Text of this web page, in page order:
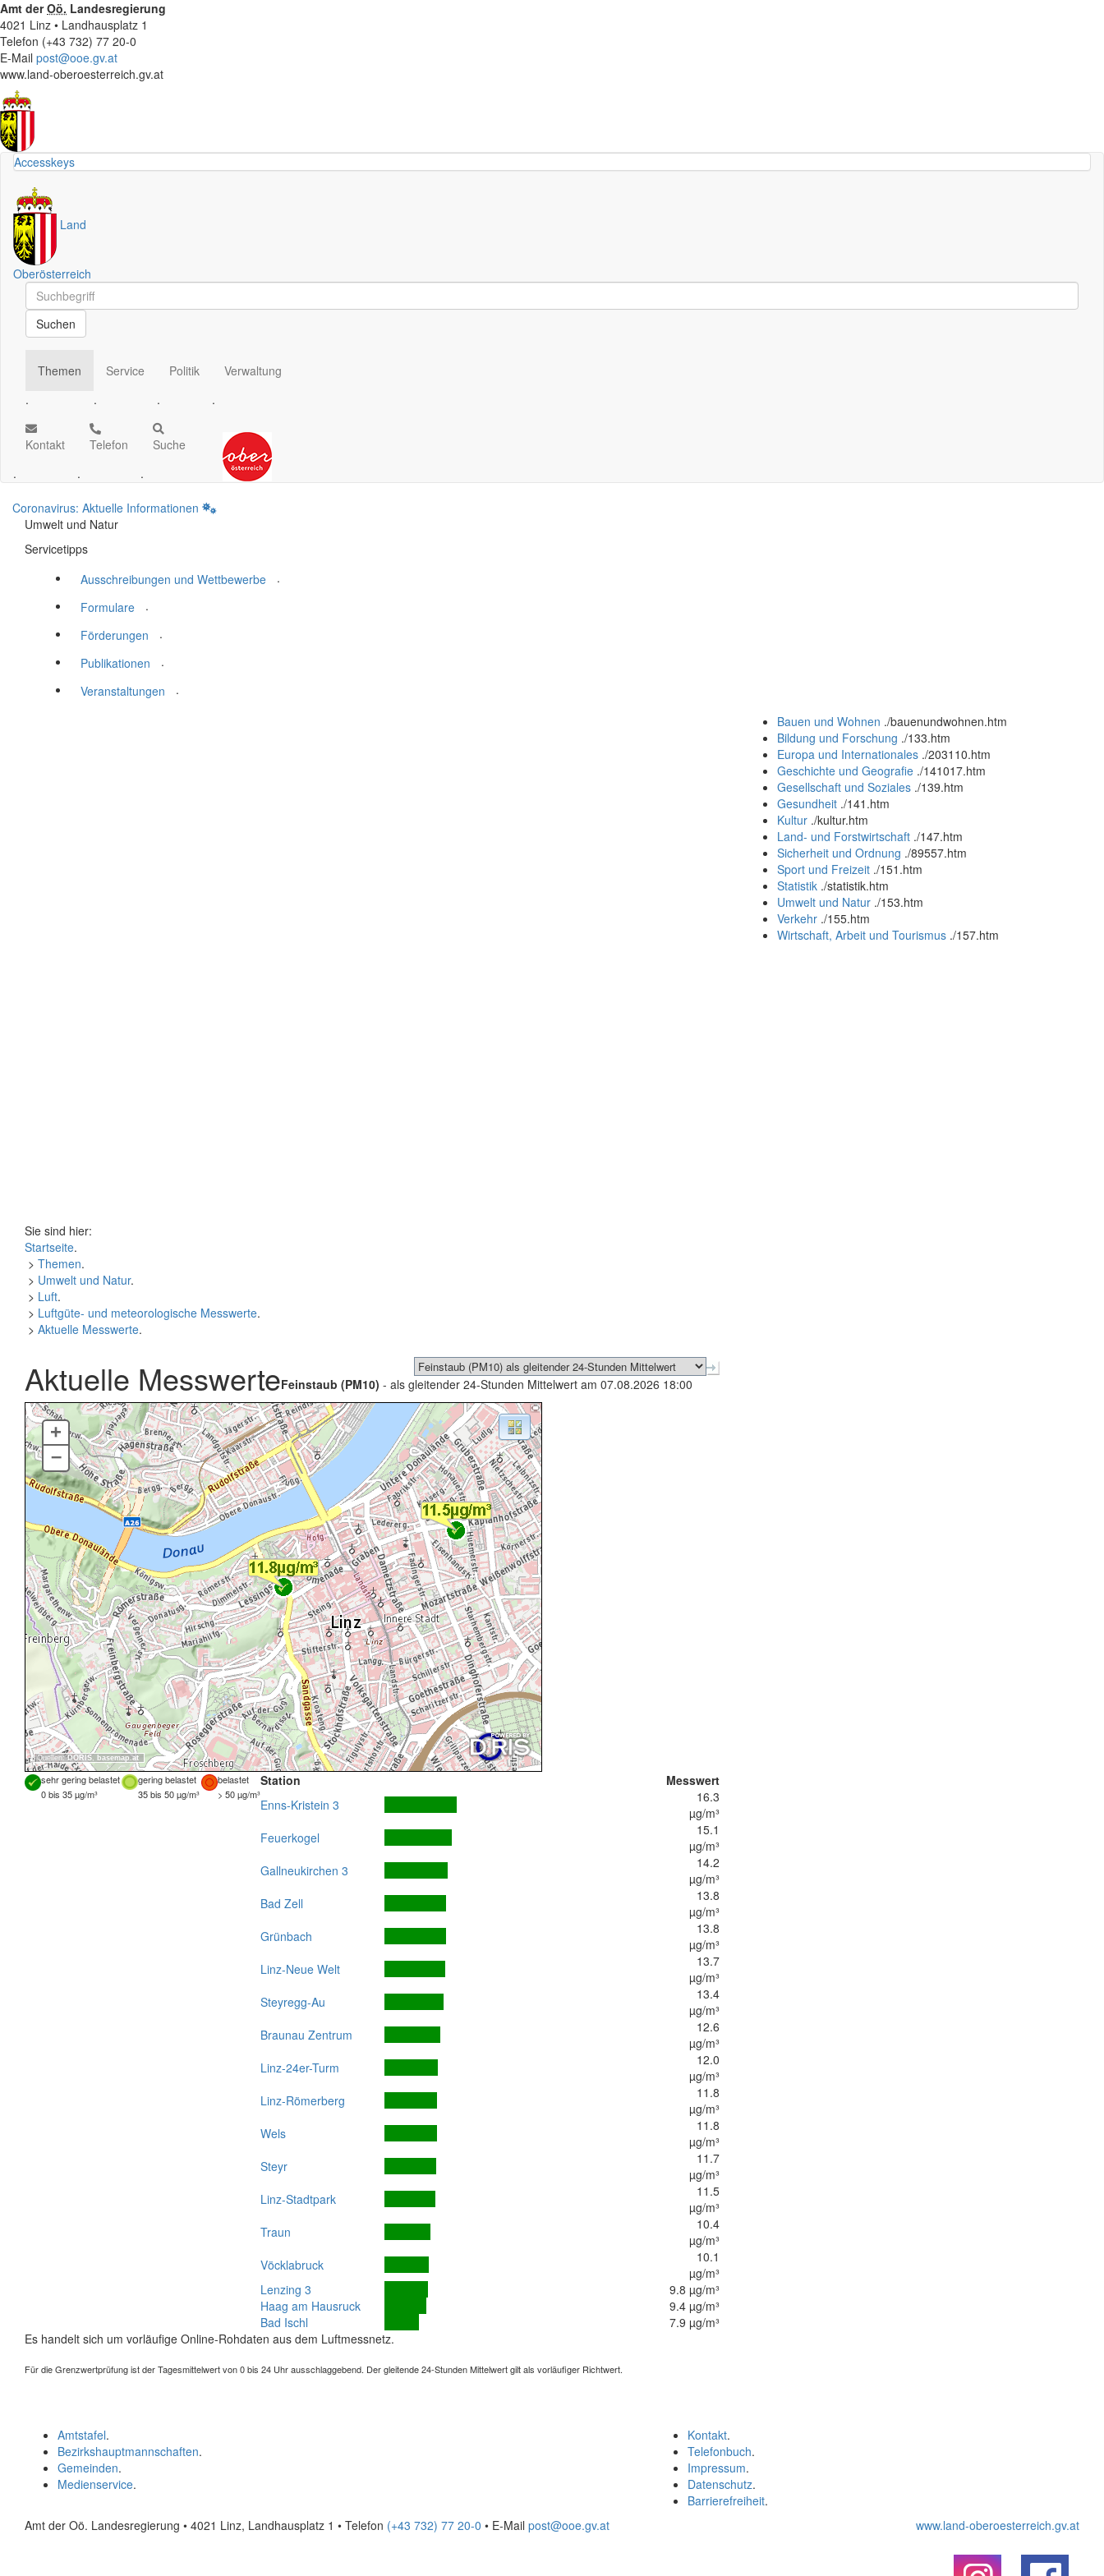
Amt derOö. Landesregierung
4021 Linz • Landhausplatz 1
Telefon (+43 732) 77 20-0
E-Mail post@ooe.gv.at
www.land-oberoesterreich.gv.at
Accesskeys
Land
Oberösterreich
Schnellsuche
Schnellsuche
Suchen
Themen
.
Service
.
Politik
.
Verwaltung
.
Kontakt
.
Telefon
.
Suche
.
Coronavirus: Aktuelle Informationen
Umwelt und Natur
Servicetipps
Ausschreibungen und Wettbewerbe
.
Formulare
.
Förderungen
.
Publikationen
.
Veranstaltungen
.
Bauen und Wohnen ./bauenundwohnen.htm
Bildung und Forschung ./133.htm
Europa und Internationales ./203110.htm
Geschichte und Geografie ./141017.htm
Gesellschaft und Soziales ./139.htm
Gesundheit ./141.htm
Kultur ./kultur.htm
Land- und Forstwirtschaft ./147.htm
Sicherheit und Ordnung ./89557.htm
Sport und Freizeit ./151.htm
Statistik ./statistik.htm
Umwelt und Natur ./153.htm
Verkehr ./155.htm
Wirtschaft, Arbeit und Tourismus ./157.htm
Sie sind hier:
Startseite.
> Themen.
> Umwelt und Natur.
> Luft.
> Luftgüte- und meteorologische Messwerte.
> Aktuelle Messwerte.
Aktuelle MesswerteFeinstaub (PM10) - als gleitender 24-Stunden Mittelwert am 07.08.2026 18:00
Quellen:DORIS, basemap.at
+
–
sehr gering belastet gering belastet
belastet
0 bis 35 µg/m³
35 bis 50 µg/m³ > 50 µg/m³
Station
Messwert
Enns-Kristein 3
16.3
µg/m³
Feuerkogel
15.1
µg/m³
Gallneukirchen 3
14.2
µg/m³
Bad Zell
13.8
µg/m³
Grünbach
13.8
µg/m³
Linz-Neue Welt
13.7
µg/m³
Steyregg-Au
13.4
µg/m³
Braunau Zentrum
12.6
µg/m³
Linz-24er-Turm
12.0
µg/m³
Linz-Römerberg
11.8
µg/m³
Wels
11.8
µg/m³
Steyr
11.7
µg/m³
Linz-Stadtpark
11.5
µg/m³
Traun
10.4
µg/m³
Vöcklabruck
10.1
µg/m³
Lenzing 3
9.8 µg/m³
Haag am Hausruck
9.4 µg/m³
Bad Ischl
7.9 µg/m³
Es handelt sich um vorläufige Online-Rohdaten aus dem Luftmessnetz.
Für die Grenzwertprüfung ist der Tagesmittelwert von 0 bis 24 Uhr ausschlaggebend. Der gleitende 24-Stunden Mittelwert gilt als vorläufiger Richtwert.
Kontakt.
Telefonbuch.
Impressum.
Datenschutz.
Barrierefreiheit.
Amtstafel.
Bezirkshauptmannschaften.
Gemeinden.
Medienservice.
Amt der Oö. Landesregierung • 4021 Linz, Landhausplatz 1 • Telefon (+43 732) 77 20-0 • E-Mail post@ooe.gv.at www.land-oberoesterreich.gv.at